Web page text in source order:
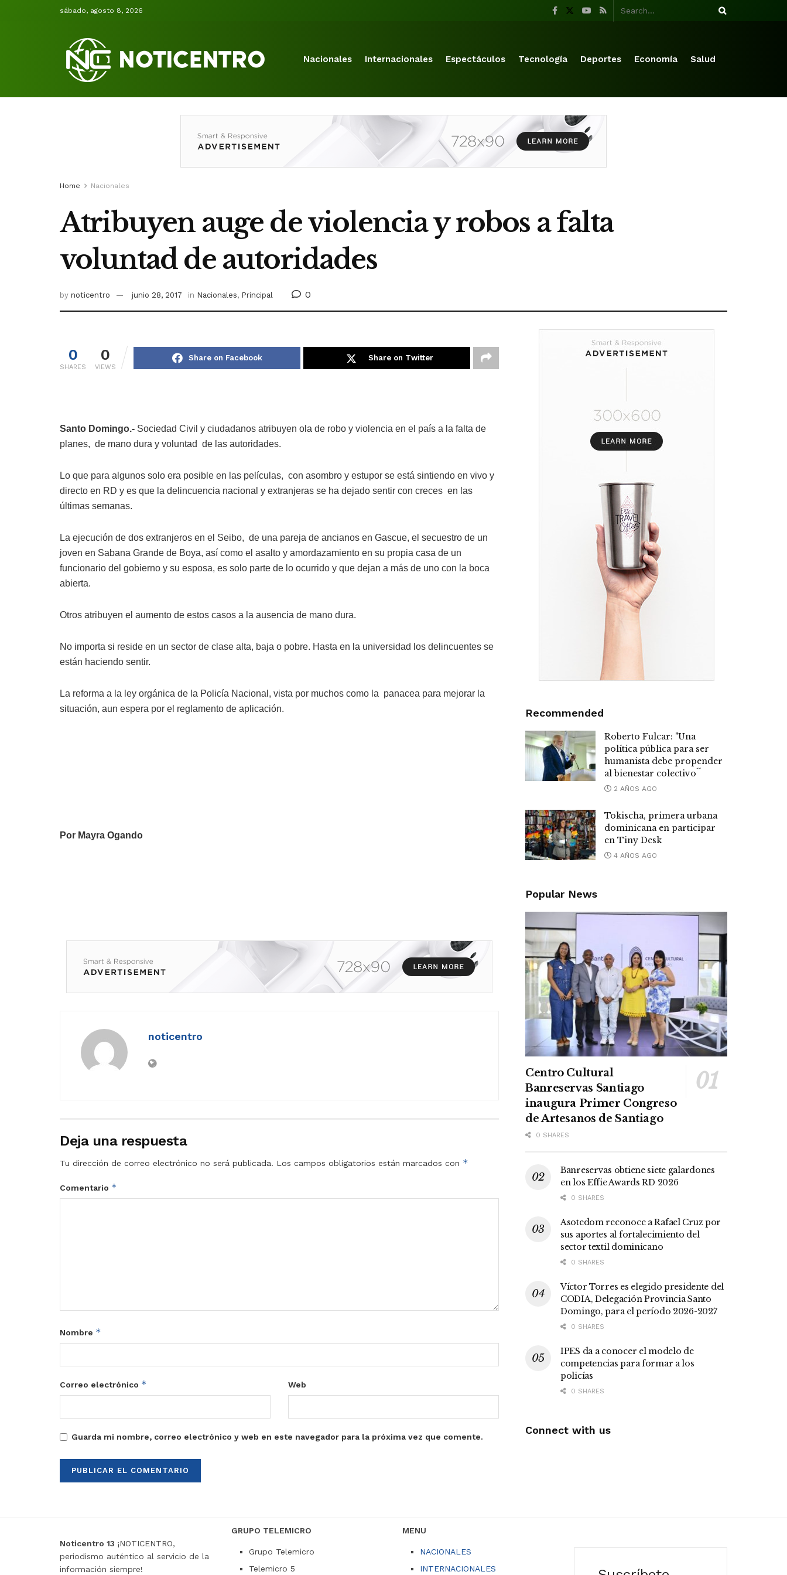
sábado, agosto 8, 2026
Nacionales Internacionales Espectáculos Tecnología Deportes Economía Salud
Home Nacionales
Atribuyen auge de violencia y robos a falta
voluntad de autoridades
by noticentro junio 28, 2017 in Nacionales, Principal 0
0
SHARES
0
VIEWS
Share on Facebook Share on Twitter
Santo Domingo.- Sociedad Civil y ciudadanos atribuyen ola de robo y violencia en el país a la falta de
planes, de mano dura y voluntad de las autoridades.
Lo que para algunos solo era posible en las películas, con asombro y estupor se está sintiendo en vivo y
directo en RD y es que la delincuencia nacional y extranjeras se ha dejado sentir con creces en las
últimas semanas.
La ejecución de dos extranjeros en el Seibo, de una pareja de ancianos en Gascue, el secuestro de un
joven en Sabana Grande de Boya, así como el asalto y amordazamiento en su propia casa de un
funcionario del gobierno y su esposa, es solo parte de lo ocurrido y que dejan a más de uno con la boca
abierta.
Otros atribuyen el aumento de estos casos a la ausencia de mano dura.
No importa si reside en un sector de clase alta, baja o pobre. Hasta en la universidad los delincuentes se
están haciendo sentir.
La reforma a la ley orgánica de la Policía Nacional, vista por muchos como la panacea para mejorar la
situación, aun espera por el reglamento de aplicación.
Por Mayra Ogando
noticentro
Deja una respuesta
Tu dirección de correo electrónico no será publicada. Los campos obligatorios están marcados con *
Comentario *
Nombre *
Correo electrónico * Web
Guarda mi nombre, correo electrónico y web en este navegador para la próxima vez que comente.
Recommended
Roberto Fulcar: "Una
política pública para ser
humanista debe propender
al bienestar colectivo´´
2 AÑOS AGO
Tokischa, primera urbana
dominicana en participar
en Tiny Desk
4 AÑOS AGO
Popular News
Centro Cultural
Banreservas Santiago
inaugura Primer Congreso
de Artesanos de Santiago
0 SHARES
Banreservas obtiene siete galardones
en los Effie Awards RD 2026
0 SHARES
Asotedom reconoce a Rafael Cruz por
sus aportes al fortalecimiento del
sector textil dominicano
0 SHARES
Víctor Torres es elegido presidente del
CODIA, Delegación Provincia Santo
Domingo, para el período 2026-2027
0 SHARES
IPES da a conocer el modelo de
competencias para formar a los
policías
0 SHARES
Connect with us
Noticentro 13 ¡NOTICENTRO,
periodismo auténtico al servicio de la
información siempre!
GRUPO TELEMICRO
Grupo Telemicro
Telemicro 5
MENU
NACIONALES
INTERNACIONALES